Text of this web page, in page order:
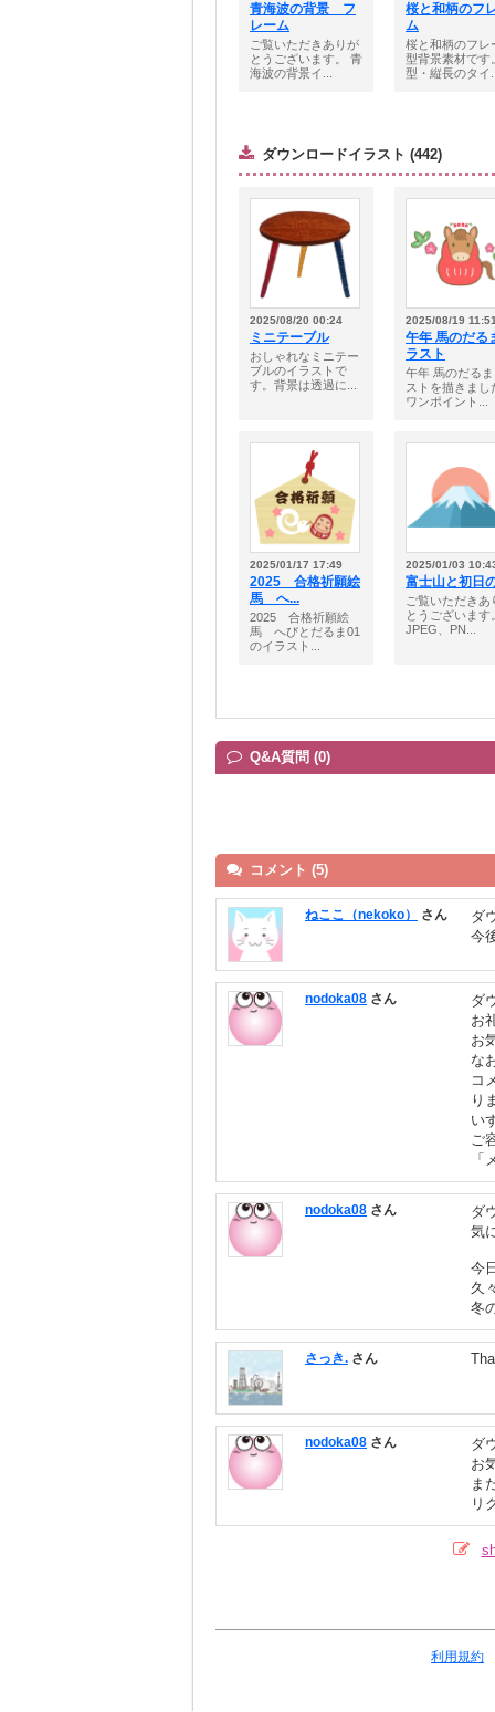
青海波の背景 フ
レーム
ご覧いただきありが
とうございます。 青
海波の背景イ...
桜と和柄のフ
ム
桜と和柄のフレ
型背景素材です
型・縦長のタイ
ダウンロードイラスト (442)
2025/08/20 00:24
ミニテーブル
おしゃれなミニテー
ブルのイラストで
す。背景は透過に...
2025/08/19
午年 馬のだる
ラスト
午年 馬のだる
ストを描きまし
ワンポイント...
2025/01/17 17:49
2025 合格祈願絵
馬 へ...
2025 合格祈願絵
馬 へびとだるま01
のイラスト...
2025/01/03
富士山と初日
ご覧いただきあ
とうございます
JPEG、PN...
Q&A質問 (0)
コメント (5)
ねここ（nekoko） さん
ダ
今
nodoka08 さん
ダ
お
お
な
コ
り
い
ご
nodoka08 さん
ダ
気
今
久
冬
さっき. さん
nodoka08 さん
ダ
お
ま
リ
利用規約